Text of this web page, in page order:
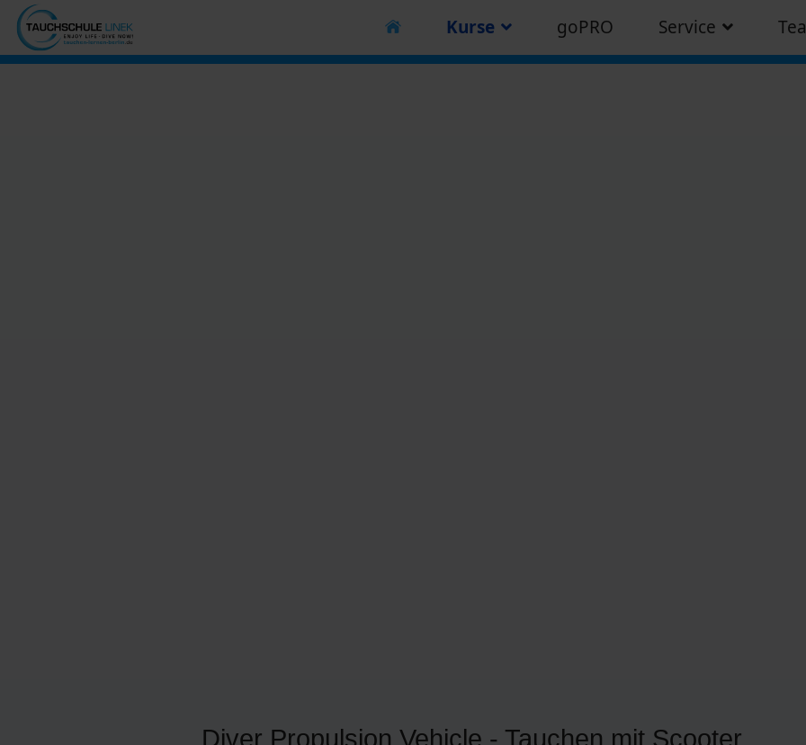
Kurse goPRO Service
Diver Propulsion Vehicle - Tauchen mit Scooter